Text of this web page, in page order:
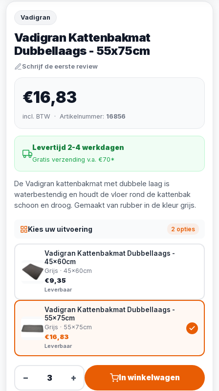
Vadigran
Vadigran Kattenbakmat
Dubbellaags - 55x75cm
Schrijf de eerste review
€16,83
incl. BTW · Artikelnummer: 16856
Levertijd 2-4 werkdagen
Gratis verzending v.a. €70*
De Vadigran kattenbakmat met dubbele laag is
waterbestendig en houdt de vloer rond de kattenbak
schoon en droog. Gemaakt van rubber in de kleur grijs.
Kies uw uitvoering 2 opties
Vadigran Kattenbakmat Dubbellaags -
45x60cm
Grijs · 45x60cm
€9,35
Leverbaar
Vadigran Kattenbakmat Dubbellaags -
55x75cm
Grijs · 55x75cm
€16,83
Leverbaar
− + In winkelwagen